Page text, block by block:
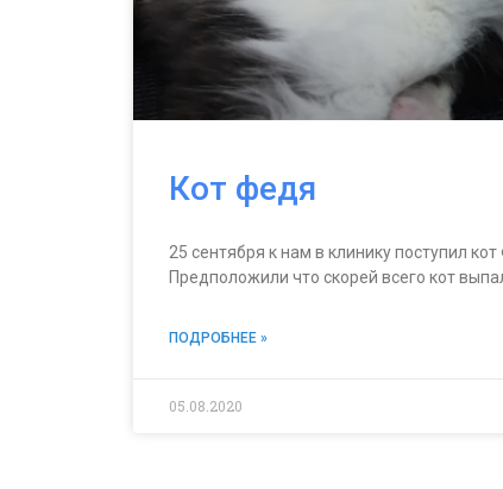
Кот федя
25 сентября к нам в клинику поступил
Предположили что скорей всего кот
ПОДРОБНЕЕ »
05.08.2020